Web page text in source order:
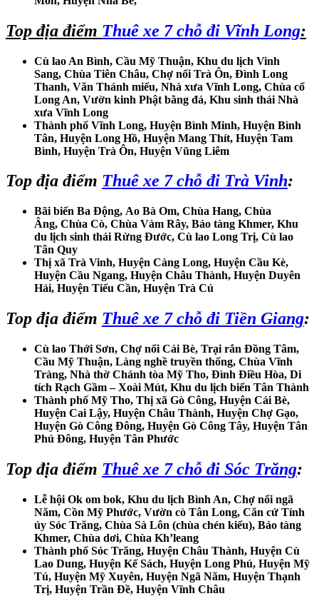
Top địa điểm Thuê xe 7 chỗ đi Vĩnh Long:
Cù lao An Bình, Cầu Mỹ Thuận, Khu du lịch Vinh
Sang, Chùa Tiên Châu, Chợ nổi Trà Ôn, Đình Long
Thanh, Văn Thánh miếu, Nhà xưa Vĩnh Long, Chùa cổ
Long An, Vườn kinh Phật bằng đá, Khu sinh thái Nhà
xưa Vĩnh Long
Thành phố Vĩnh Long, Huyện Bình Minh, Huyện Bình
Tân, Huyện Long Hồ, Huyện Mang Thít, Huyện Tam
Bình, Huyện Trà Ôn, Huyện Vũng Liêm
Top địa điểm Thuê xe 7 chỗ đi Trà Vinh:
Bãi biển Ba Động, Ao Bà Om, Chùa Hang, Chùa
Âng, Chùa Cò, Chùa Vàm Rây, Bảo tàng Khmer, Khu
du lịch sinh thái Rừng Đước, Cù lao Long Trị, Cù lao
Tân Quy
Thị xã Trà Vinh, Huyện Càng Long, Huyện Cầu Kè,
Huyện Cầu Ngang, Huyện Châu Thành, Huyện Duyên
Hải, Huyện Tiểu Cần, Huyện Trà Cú
Top địa điểm Thuê xe 7 chỗ đi Tiền Giang:
Cù lao Thới Sơn, Chợ nổi Cái Bè, Trại rắn Đồng Tâm,
Cầu Mỹ Thuận, Làng nghề truyền thống, Chùa Vĩnh
Tràng, Nhà thờ Chánh tòa Mỹ Tho, Đình Điều Hòa, Di
tích Rạch Gầm – Xoài Mút, Khu du lịch biển Tân Thành
Thành phố Mỹ Tho, Thị xã Gò Công, Huyện Cái Bè,
Huyện Cai Lậy, Huyện Châu Thành, Huyện Chợ Gạo,
Huyện Gò Công Đông, Huyện Gò Công Tây, Huyện Tân
Phú Đông, Huyện Tân Phước
Top địa điểm Thuê xe 7 chỗ đi Sóc Trăng:
Lễ hội Ok om bok, Khu du lịch Bình An, Chợ nổi ngã
Năm, Cồn Mỹ Phước, Vườn cò Tân Long, Căn cứ Tỉnh
ủy Sóc Trăng, Chùa Sà Lôn (chùa chén kiểu), Bảo tàng
Khmer, Chùa dơi, Chùa Kh’leang
Thành phố Sóc Trăng, Huyện Châu Thành, Huyện Cù
Lao Dung, Huyện Kế Sách, Huyện Long Phú, Huyện Mỹ
Tú, Huyện Mỹ Xuyên, Huyện Ngã Năm, Huyện Thạnh
Trị, Huyện Trần Đề, Huyện Vĩnh Châu